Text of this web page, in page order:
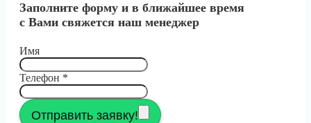
Заполните форму и в ближайшее время
с Вами свяжется наш менеджер
Имя
Телефон *
Отправить заявку!